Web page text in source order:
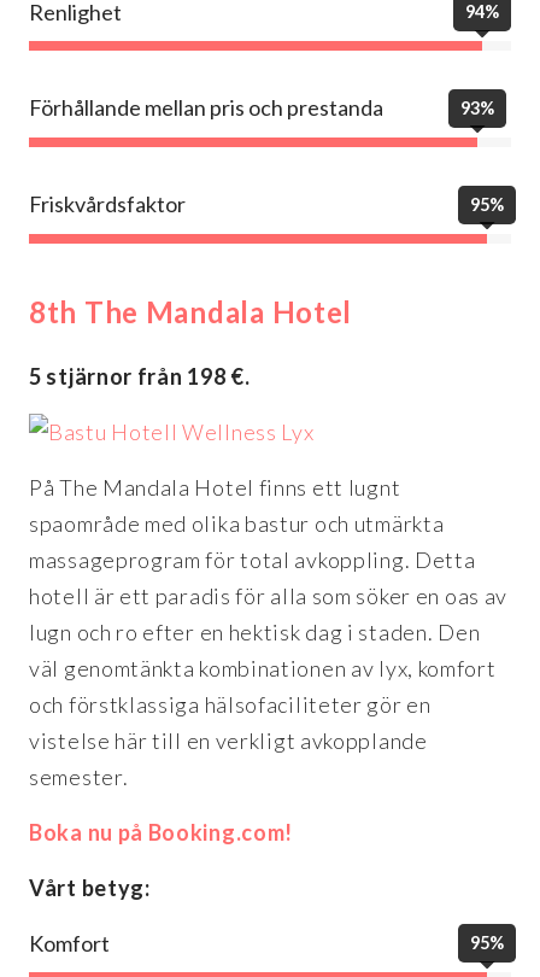
Renlighet 94%
Förhållande mellan pris och prestanda 93%
Friskvårdsfaktor 95%
8th The Mandala Hotel
5 stjärnor från 198 €.
På The Mandala Hotel finns ett lugnt
spaområde med olika bastur och utmärkta
massageprogram för total avkoppling. Detta
hotell är ett paradis för alla som söker en oas av
lugn och ro efter en hektisk dag i staden. Den
väl genomtänkta kombinationen av lyx, komfort
och förstklassiga hälsofaciliteter gör en
vistelse här till en verkligt avkopplande
semester.
Boka nu på Booking.com!
Vårt betyg:
Komfort 95%